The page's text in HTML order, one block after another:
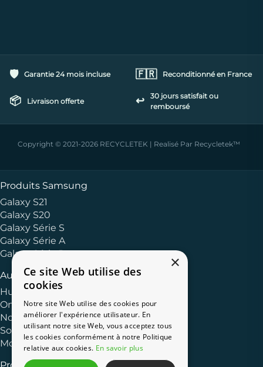
🛡️ Garantie 24 mois incluse 🇫🇷 Reconditionné en France
📦 Livraison offerte ↩️
30 jours satisfait ou
remboursé
Copyright © 2021-2026 RECYCLETEK | Realisé Par Recycletek™
Autres Marques
Huawei
OnePlus
Nokia
Sony
Motorola
Produits Samsung
Galaxy S21
Galaxy S20
Galaxy Série S
Galaxy Série A
Galaxy Série J
×
Ce site Web utilise des
cookies
Notre site Web utilise des cookies pour
améliorer l'expérience utilisateur. En
utilisant notre site Web, vous acceptez tous
les cookies conformément à notre Politique
relative aux cookies. En savoir plus